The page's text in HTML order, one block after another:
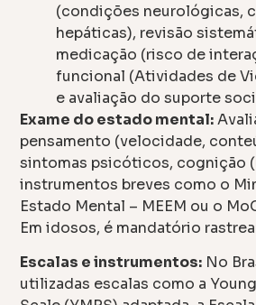
(condições neurológicas,
hepáticas), revisão
medicação (risco de
funcional (Atividades de
e avaliação do suporte
Exame do estado mental:
pensamento (velocidade,
sintomas psicóticos, cognição
instrumentos breves como o
Estado Mental – MEEM ou o
Em idosos, é mandatório
Escalas e instrumentos: No
utilizadas escalas como a